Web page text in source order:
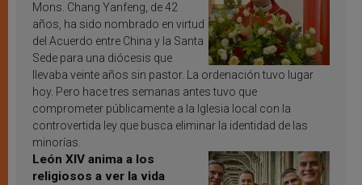
Mons. Chang Yanfeng, de 42
años, ha sido nombrado en virtud
del Acuerdo entre China y la Santa
Sede para una diócesis que
llevaba veinte años sin pastor. La ordenación tuvo lugar
hoy. Pero hace tres semanas antes tuvo que
comprometer públicamente a la Iglesia local con la
controvertida ley que busca eliminar la identidad de las
minorías.
León XIV anima a los
religiosos a ver la vida